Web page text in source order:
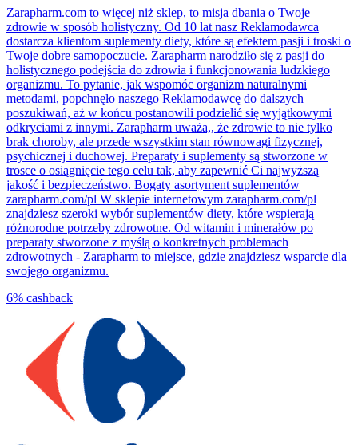
Zarapharm.com to więcej niż sklep, to misja dbania o Twoje
zdrowie w sposób holistyczny. Od 10 lat nasz Reklamodawca
dostarcza klientom suplementy diety, które są efektem pasji i troski o
Twoje dobre samopoczucie. Zarapharm narodziło się z pasji do
holistycznego podejścia do zdrowia i funkcjonowania ludzkiego
organizmu. To pytanie, jak wspomóc organizm naturalnymi
metodami, popchnęło naszego Reklamodawcę do dalszych
poszukiwań, aż w końcu postanowili podzielić się wyjątkowymi
odkryciami z innymi. Zarapharm uważa,, że zdrowie to nie tylko
brak choroby, ale przede wszystkim stan równowagi fizycznej,
psychicznej i duchowej. Preparaty i suplementy są stworzone w
trosce o osiągnięcie tego celu tak, aby zapewnić Ci najwyższą
jakość i bezpieczeństwo. Bogaty asortyment suplementów
zarapharm.com/pl W sklepie internetowym zarapharm.com/pl
znajdziesz szeroki wybór suplementów diety, które wspierają
różnorodne potrzeby zdrowotne. Od witamin i minerałów po
preparaty stworzone z myślą o konkretnych problemach
zdrowotnych - Zarapharm to miejsce, gdzie znajdziesz wsparcie dla
swojego organizmu.
6% cashback